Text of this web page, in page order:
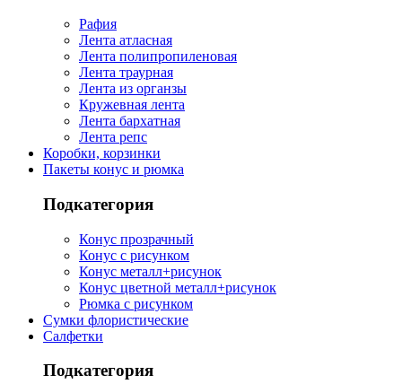
Рафия
Лента атласная
Лента полипропиленовая
Лента траурная
Лента из органзы
Кружевная лента
Лента бархатная
Лента репс
Коробки, корзинки
Пакеты конус и рюмка
Подкатегория
Конус прозрачный
Конус с рисунком
Конус металл+рисунок
Конус цветной металл+рисунок
Рюмка с рисунком
Сумки флористические
Салфетки
Подкатегория